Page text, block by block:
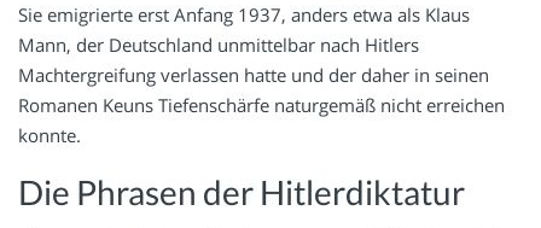
Sie emigrierte erst Anfang 1937, anders etwa als Klaus
Mann, der Deutschland unmittelbar nach Hitlers
Machtergreifung verlassen hatte und der daher in seinen
Romanen Keuns Tiefenschärfe naturgemäß nicht erreichen
konnte.
Die Phrasen der Hitlerdiktatur